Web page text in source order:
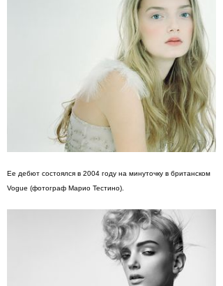
Ее дебют состоялся в 2004 году на минуточку в британском
Vogue (фотограф Марио Тестино).